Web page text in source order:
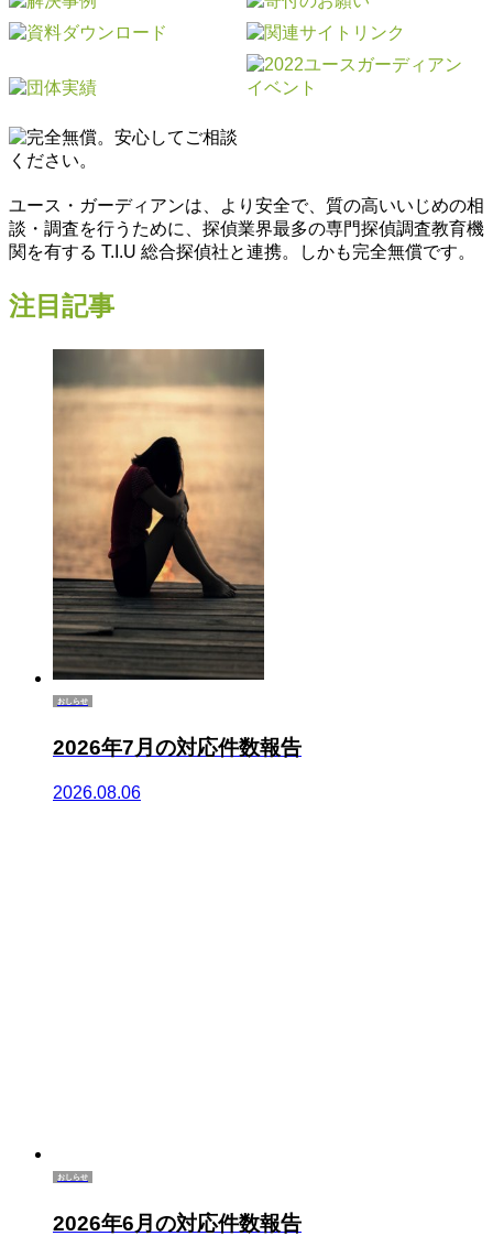
ユース・ガーディアンは、より安全で、質の高いいじめの相
談・調査を行うために、探偵業界最多の専門探偵調査教育機
関を有する T.I.U 総合探偵社と連携。しかも完全無償です。
注目記事
おしらせ
2026年7月の対応件数報告
2026.08.06
おしらせ
2026年6月の対応件数報告